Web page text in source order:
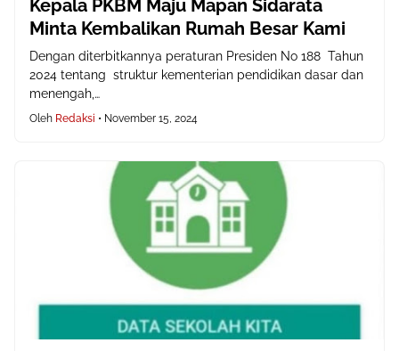
Kepala PKBM Maju Mapan Sidarata
Minta Kembalikan Rumah Besar Kami
Dengan diterbitkannya peraturan Presiden No 188 Tahun
2024 tentang struktur kementerian pendidikan dasar dan
menengah,…
Oleh Redaksi • November 15, 2024